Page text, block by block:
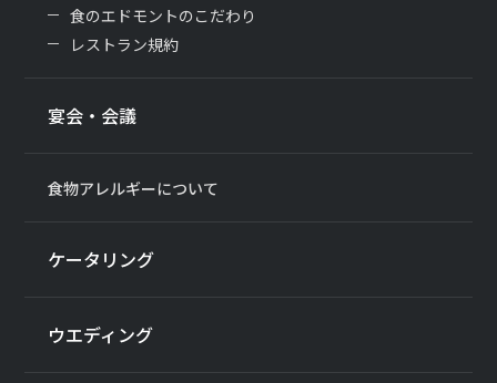
食のエドモントのこだわり
レストラン規約
宴会・会議
食物アレルギーについて
ケータリング
ウエディング